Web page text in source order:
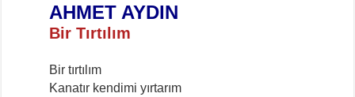
AHMET AYDIN
Bir Tırtılım
Bir tırtılım
Kanatır kendimi yırtarım